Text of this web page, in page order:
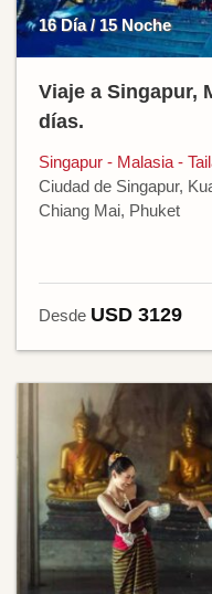
16 Día / 15 Noche
Viaje a Singapur,
días.
Singapur - Malasia -
Ciudad de Singapur,
Chiang Mai, Phuket
Desde USD 3129